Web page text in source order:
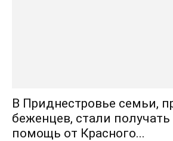
В Приднестровье семьи,
беженцев, стали
помощь от Красного...